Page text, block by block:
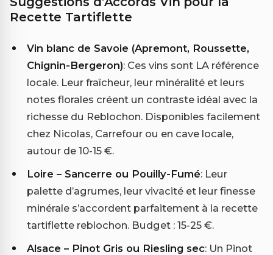
Recette Tartiflette
Vin blanc de Savoie (Apremont, Roussette,
Chignin-Bergeron): Ces vins sont LA référence
locale. Leur fraîcheur, leur minéralité et leurs
notes florales créent un contraste idéal avec la
richesse du Reblochon. Disponibles facilement
chez Nicolas, Carrefour ou en cave locale,
autour de 10-15 €.
Loire – Sancerre ou Pouilly-Fumé: Leur
palette d’agrumes, leur vivacité et leur finesse
minérale s’accordent parfaitement à la recette
tartiflette reblochon. Budget : 15-25 €.
Alsace – Pinot Gris ou Riesling sec: Un Pinot